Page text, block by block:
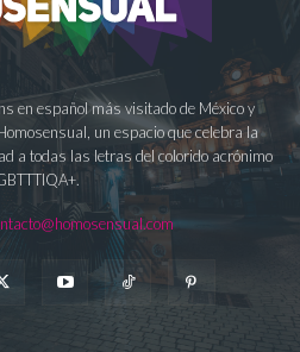
en español más visitado de México y
un espacio que celebra la
a todas las letras del colorido acrónimo